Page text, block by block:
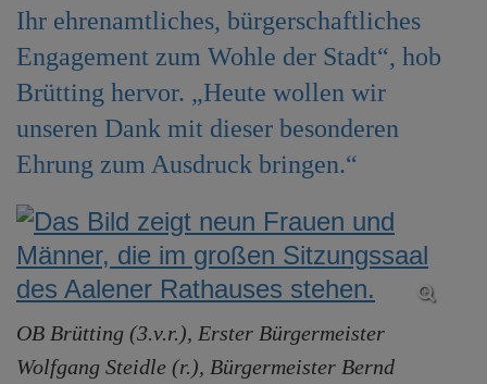
Ihr ehrenamtliches, bürgerschaftliches
Engagement zum Wohle der Stadt“, hob
Brütting hervor. „Heute wollen wir
unseren Dank mit dieser besonderen
Ehrung zum Ausdruck bringen.“
OB Brütting (3.v.r.), Erster Bürgermeister
Wolfgang Steidle (r.), Bürgermeister Bernd